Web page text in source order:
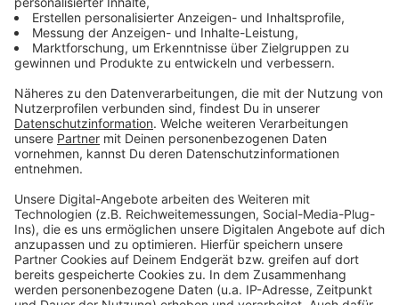
17.900 neue Einheiten
Anzeige
Im aktuellen „Sozialen Wohn-Monitor“ des Pestel-
Instituts geht es nicht nur um Azubis - auch ältere
Menschen sind besonders betroffen. Rund 60.800
Baby-Boomer im Kreis Steinfurt werden bis 2035 in
steigenden Mietkosten. Die IG BAU warnt vor einer
Verschärfung der Wohnungsnot und fordert eine
Verdopplung der Sozialwohnungen bundesweit auf 2
Millionen bis 2035. Für NRW bedeutet das: 17.900
zusätzliche Sozialwohnungen pro Jahr, insgesamt